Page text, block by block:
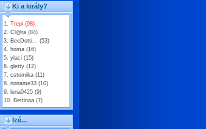
Ki a király?
1. Trepi (98)
2. Cl@ra (84)
3. BeeDotti... (53)
4. homa (16)
5. ylaci (15)
6. gletty (12)
7. cstomika (11)
8. noname33 (10)
9. lena0425 (9)
10. Bettinaa (7)
Izé...